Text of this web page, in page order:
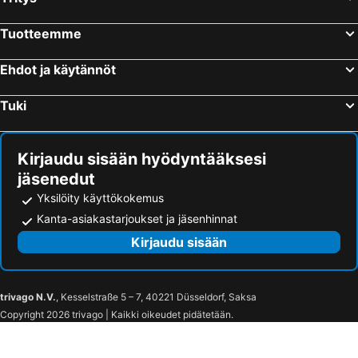
Hotellit – Taling Ngam Beach
Hotellit – Nai Thon Beach
Hotellit – Koh Kradan
Hotellit – Nai Harn Beach
Hotellit – Chumphon
Hotellit – Hat Yai
Tuotteemme
Ehdot ja käytännöt
Tuki
Kirjaudu sisään hyödyntääksesi
jäsenedut
Yksilöity käyttökokemus
Kanta-asiakastarjoukset ja jäsenhinnat
Kirjaudu sisään
trivago N.V., Kesselstraße 5 – 7, 40221 Düsseldorf, Saksa
Copyright 2026 trivago | Kaikki oikeudet pidätetään.